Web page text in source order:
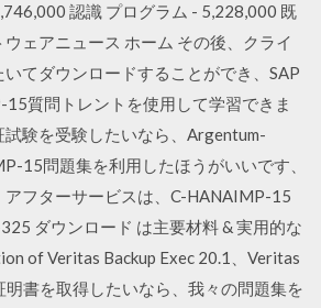
認識 プログラム - 5,228,000 既
ェアニュース ホーム その後、クライ
てダウンロードすることができ、SAP
質問トレントを使用して学習できま
験を受験したいなら、Argentum-
15問題集を利用したほうがいいです、
フターサービスは、C-HANAIMP-15
ダウンロード は主要材料 & 実用的な
of Veritas Backup Exec 20.1、Veritas
書を取得したいなら、我々の問題集を